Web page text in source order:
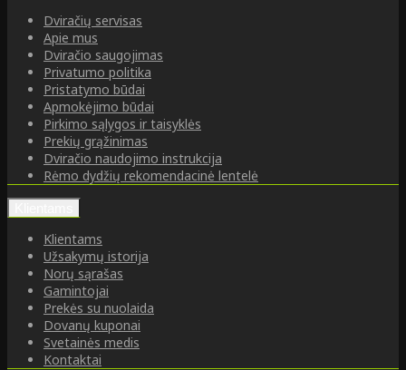
Dviračių servisas
Apie mus
Dviračio saugojimas
Privatumo politika
Pristatymo būdai
Apmokėjimo būdai
Pirkimo sąlygos ir taisyklės
Prekių grąžinimas
Dviračio naudojimo instrukcija
Rėmo dydžių rekomendacinė lentelė
Klientams
Užsakymų istorija
Norų sąrašas
Gamintojai
Prekės su nuolaida
Dovanų kuponai
Svetainės medis
Kontaktai